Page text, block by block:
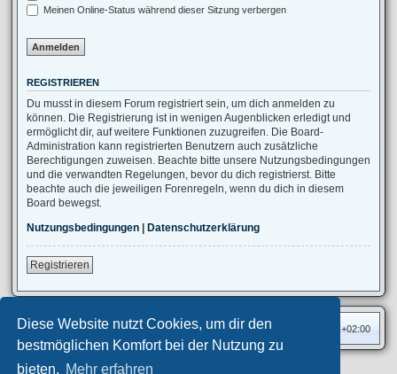
Diese Website nutzt Cookies, um dir den
bestmöglichen Komfort bei der Nutzung zu
bieten. Mehr erfahren
Meinen Online-Status während dieser Sitzung verbergen
REGISTRIEREN
Du musst in diesem Forum registriert sein, um dich anmelden zu
können. Die Registrierung ist in wenigen Augenblicken erledigt und
ermöglicht dir, auf weitere Funktionen zuzugreifen. Die Board-
Administration kann registrierten Benutzern auch zusätzliche
Berechtigungen zuweisen. Beachte bitte unsere Nutzungsbedingungen
und die verwandten Regelungen, bevor du dich registrierst. Bitte
beachte auch die jeweiligen Forenregeln, wenn du dich in diesem
Board bewegst.
Nutzungsbedingungen | Datenschutzerklärung
Registrieren
Foren-Übersicht Alle Zeiten sind UTC+02:00